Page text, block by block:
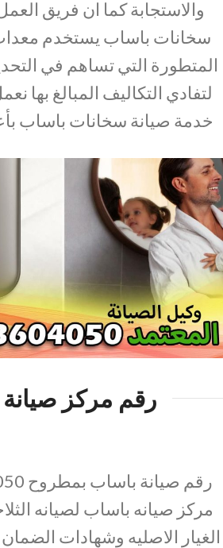
والاستجابة كما ان فريق
سخانات باساب يستخدم
المتطورة التي تساهم في
لتفادي التكاليف المبالغ بها
خدمة صيانة سخانات باساب
رقم مركز
مركز صيانه باساب لصيانه
الغيار الاصليه وشهادات